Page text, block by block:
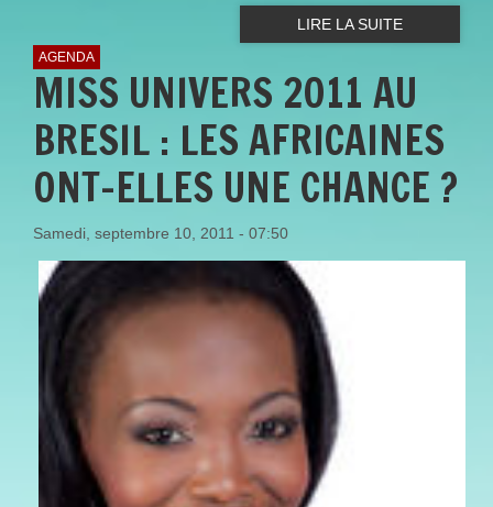
LIRE LA SUITE
AGENDA
MISS UNIVERS 2011 AU
BRESIL : LES AFRICAINES
ONT-ELLES UNE CHANCE ?
Samedi, septembre 10, 2011 - 07:50